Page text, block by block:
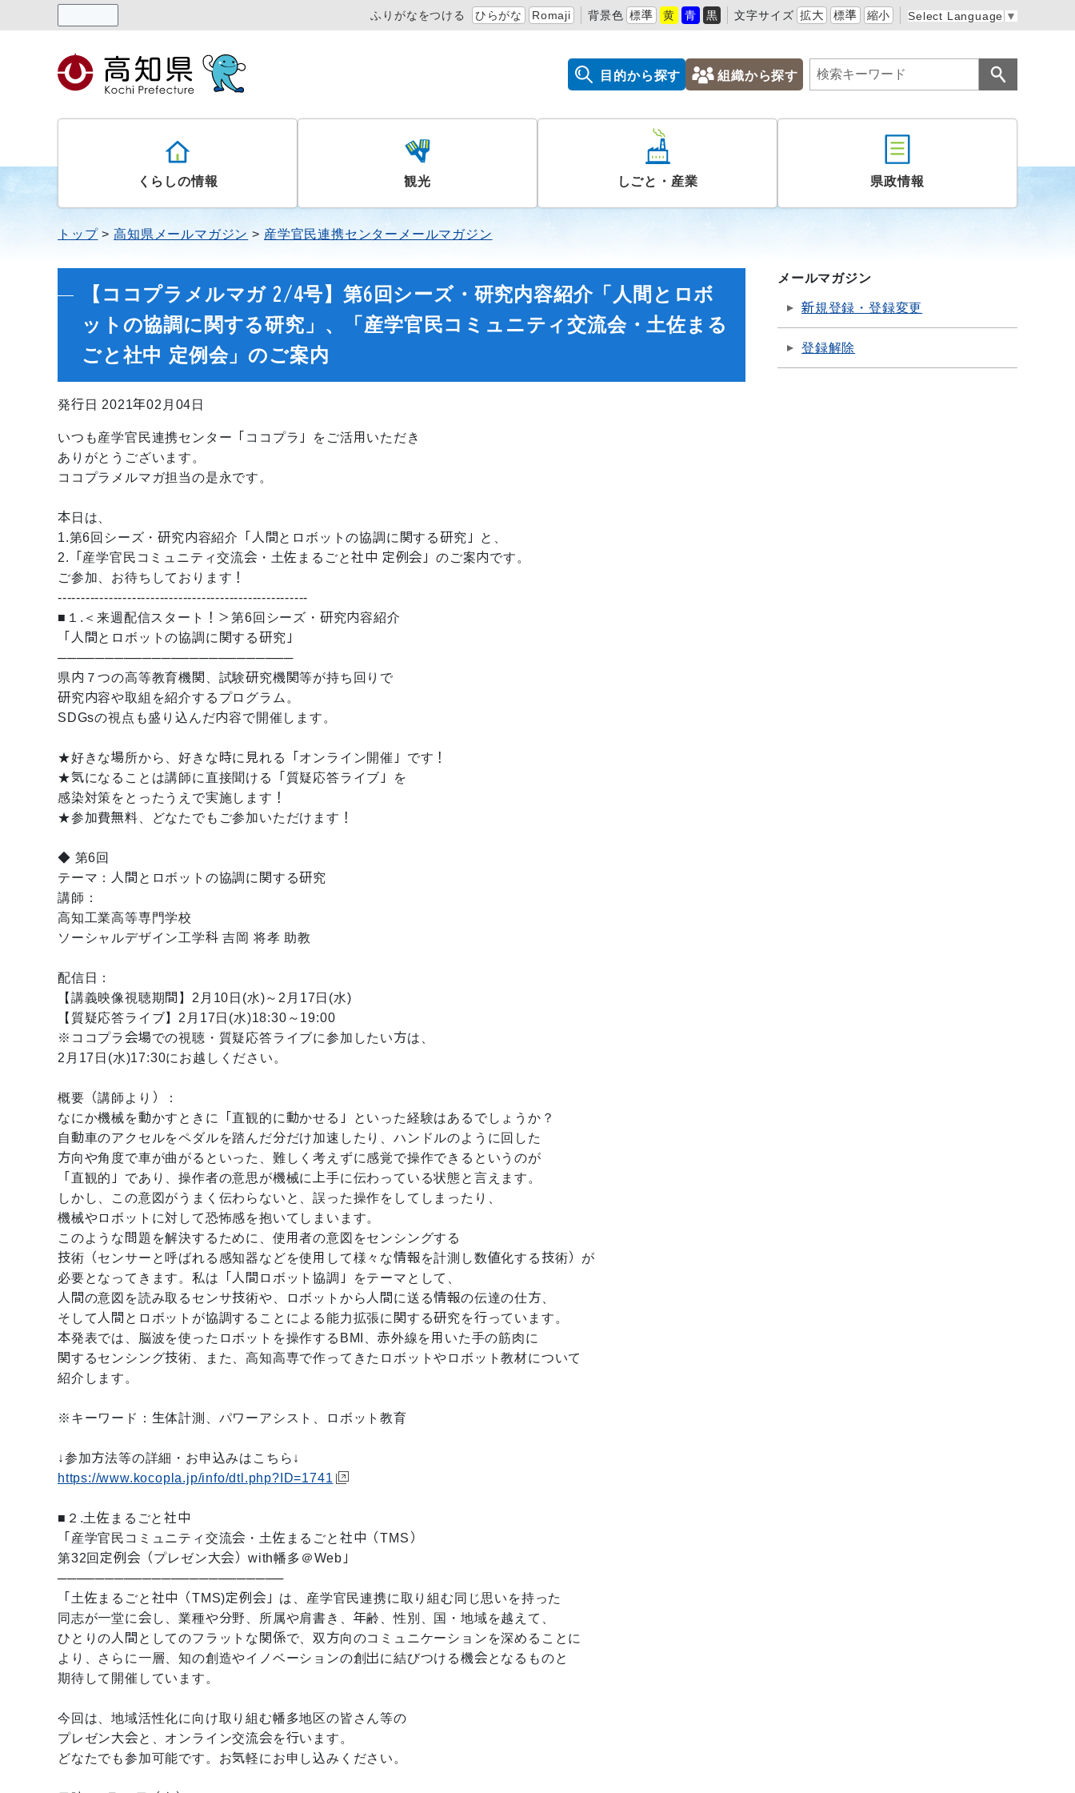
ふりがなをつける ひらがな Romaji 背景色 標準 黄 青 黒 文字サイズ 拡大 標準 縮小 Select Language ▼
目的から探す 組織から探す
くらしの情報 観光 しごと・産業 県政情報
トップ 高知県メールマガジン 産学官民連携センターメールマガジン
【ココプラメルマガ 2/4号】第6回シーズ・研究内容紹介「人間とロボ
ットの協調に関する研究」、「産学官民コミュニティ交流会・土佐まる
ごと社中 定例会」のご案内
発行日 2021年02月04日
いつも産学官民連携センター「ココプラ」をご活用いただき
ありがとうございます。
ココプラメルマガ担当の是永です。
本日は、
1.第6回シーズ・研究内容紹介「人間とロボットの協調に関する研究」と、
2.「産学官民コミュニティ交流会・土佐まるごと社中 定例会」のご案内です。
ご参加、お待ちしております！
------------------------------------------------------
■１.＜来週配信スタート！＞第6回シーズ・研究内容紹介
「人間とロボットの協調に関する研究」
─────────────────────────
県内７つの高等教育機関、試験研究機関等が持ち回りで
研究内容や取組を紹介するプログラム。
SDGsの視点も盛り込んだ内容で開催します。
★好きな場所から、好きな時に見れる「オンライン開催」です！
★気になることは講師に直接聞ける「質疑応答ライブ」を
感染対策をとったうえで実施します！
★参加費無料、どなたでもご参加いただけます！
◆ 第6回
テーマ：人間とロボットの協調に関する研究
講師：
高知工業高等専門学校
ソーシャルデザイン工学科 吉岡 将孝 助教
配信日：
【講義映像視聴期間】2月10日(水)～2月17日(水)
【質疑応答ライブ】2月17日(水)18:30～19:00
※ココプラ会場での視聴・質疑応答ライブに参加したい方は、
2月17日(水)17:30にお越しください。
概要（講師より）：
なにか機械を動かすときに「直観的に動かせる」といった経験はあるでしょうか？
自動車のアクセルをペダルを踏んだ分だけ加速したり、ハンドルのように回した
方向や角度で車が曲がるといった、難しく考えずに感覚で操作できるというのが
「直観的」であり、操作者の意思が機械に上手に伝わっている状態と言えます。
しかし、この意図がうまく伝わらないと、誤った操作をしてしまったり、
機械やロボットに対して恐怖感を抱いてしまいます。
このような問題を解決するために、使用者の意図をセンシングする
技術（センサーと呼ばれる感知器などを使用して様々な情報を計測し数値化する技術）が
必要となってきます。私は「人間ロボット協調」をテーマとして、
人間の意図を読み取るセンサ技術や、ロボットから人間に送る情報の伝達の仕方、
そして人間とロボットが協調することによる能力拡張に関する研究を行っています。
本発表では、脳波を使ったロボットを操作するBMI、赤外線を用いた手の筋肉に
関するセンシング技術、また、高知高専で作ってきたロボットやロボット教材について
紹介します。
※キーワード：生体計測、パワーアシスト、ロボット教育
↓参加方法等の詳細・お申込みはこちら↓
https://www.kocopla.jp/info/dtl.php?ID=1741
■２.土佐まるごと社中
「産学官民コミュニティ交流会・土佐まるごと社中（TMS）
第32回定例会（プレゼン大会）with幡多＠Web」
────────────────────────
「土佐まるごと社中（TMS)定例会」は、産学官民連携に取り組む同じ思いを持った
同志が一堂に会し、業種や分野、所属や肩書き、年齢、性別、国・地域を越えて、
ひとりの人間としてのフラットな関係で、双方向のコミュニケーションを深めることに
より、さらに一層、知の創造やイノベーションの創出に結びつける機会となるものと
期待して開催しています。
今回は、地域活性化に向け取り組む幡多地区の皆さん等の
プレゼン大会と、オンライン交流会を行います。
どなたでも参加可能です。お気軽にお申し込みください。
メールマガジン
新規登録・登録変更
登録解除